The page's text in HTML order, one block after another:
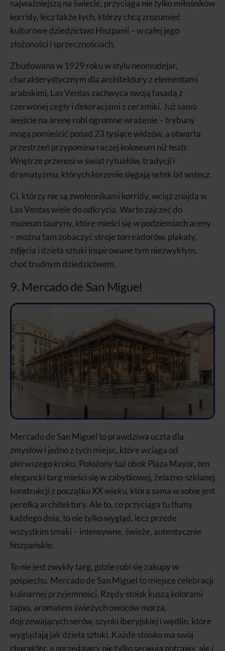
najważniejszą na świecie, przyciąga nie tylko miłośników
korridy, lecz także tych, którzy chcą zrozumieć
kulturowe dziedzictwo Hiszpanii – w całej jego
złożoności i sprzecznościach.
Zbudowana w 1929 roku w stylu neomudejar,
charakterystycznym dla architektury z elementami
arabskimi, Las Ventas zachwyca swoją fasadą z
czerwonej cegły i dekoracjami z ceramiki. Już samo
wejście na arenę robi ogromne wrażenie – trybuny
mogą pomieścić ponad 23 tysiące widzów, a otwarta
przestrzeń przypomina raczej koloseum niż teatr.
Wnętrze przenosi w świat rytuałów, tradycji i
dramatyzmu, których korzenie sięgają setek lat wstecz.
Ci, którzy nie są zwolennikami korridy, wciąż znajdą w
Las Ventas wiele do odkrycia. Warto zajrzeć do
muzeum tauryny, które mieści się w podziemiach areny
– można tam zobaczyć stroje torreadorów, plakaty,
zdjęcia i dzieła sztuki inspirowane tym niezwykłym,
choć trudnym dziedzictwem.
9. Mercado de San Miguel
Mercado de San Miguel to prawdziwa uczta dla
zmysłów i jedno z tych miejsc, które wciąga od
pierwszego kroku. Położony tuż obok Plaza Mayor, ten
elegancki targ mieści się w zabytkowej, żelazno-szklanej
konstrukcji z początku XX wieku, która sama w sobie jest
perełką architektury. Ale to, co przyciąga tu tłumy
każdego dnia, to nie tylko wygląd, lecz przede
wszystkim smaki – intensywne, świeże, autentycznie
hiszpańskie.
To nie jest zwykły targ, gdzie robi się zakupy w
pośpiechu. Mercado de San Miguel to miejsce celebracji
kulinarnej przyjemności. Rzędy stoisk kuszą kolorami
tapas, aromatem świeżych owoców morza,
dojrzewających serów, szynki iberyjskiej i wędlin, które
wyglądają jak dzieła sztuki. Każde stoisko ma swój
charakter, a sprzedawcy nie tylko serwują potrawy, ale i